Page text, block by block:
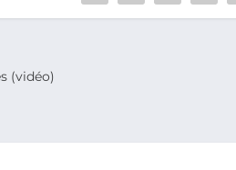
(vidéo)